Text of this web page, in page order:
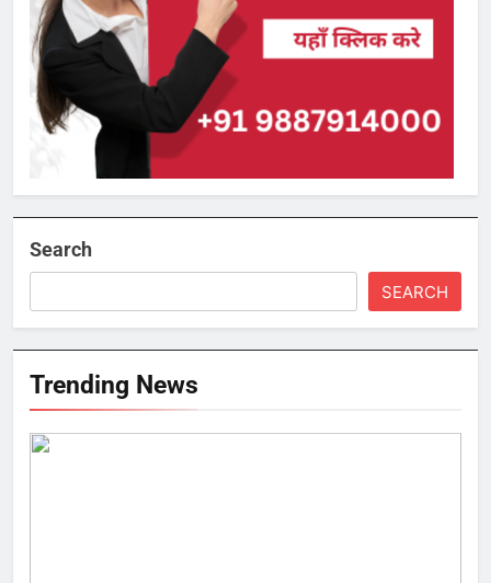
Search
SEARCH
Trending News